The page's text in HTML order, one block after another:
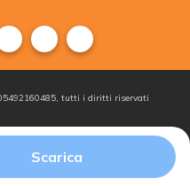
Scarica
tutti i diritti riservati
i
Iscriviti alla
newsletter